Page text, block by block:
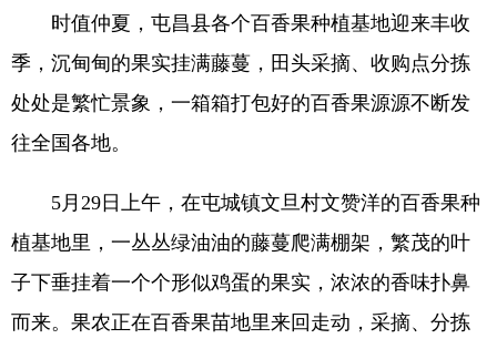
时值仲夏，屯昌县各个百香果种植基地迎来丰收
季，沉甸甸的果实挂满藤蔓，田头采摘、收购点分拣
处处是繁忙景象，一箱箱打包好的百香果源源不断发
往全国各地。
5月29日上午，在屯城镇文旦村文赞洋的百香果种
植基地里，一丛丛绿油油的藤蔓爬满棚架，繁茂的叶
子下垂挂着一个个形似鸡蛋的果实，浓浓的香味扑鼻
而来。果农正在百香果苗地里来回走动，采摘、分拣